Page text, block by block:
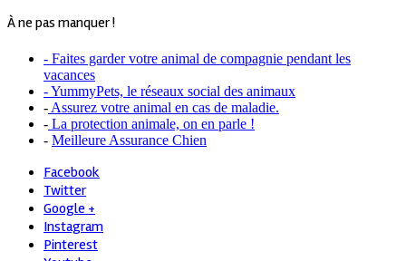
À ne pas manquer !
- Faites garder votre animal de compagnie pendant les
vacances
- YummyPets, le réseaux social des animaux
- Assurez votre animal en cas de maladie.
- La protection animale, on en parle !
- Meilleure Assurance Chien
Facebook
Twitter
Google +
Instagram
Pinterest